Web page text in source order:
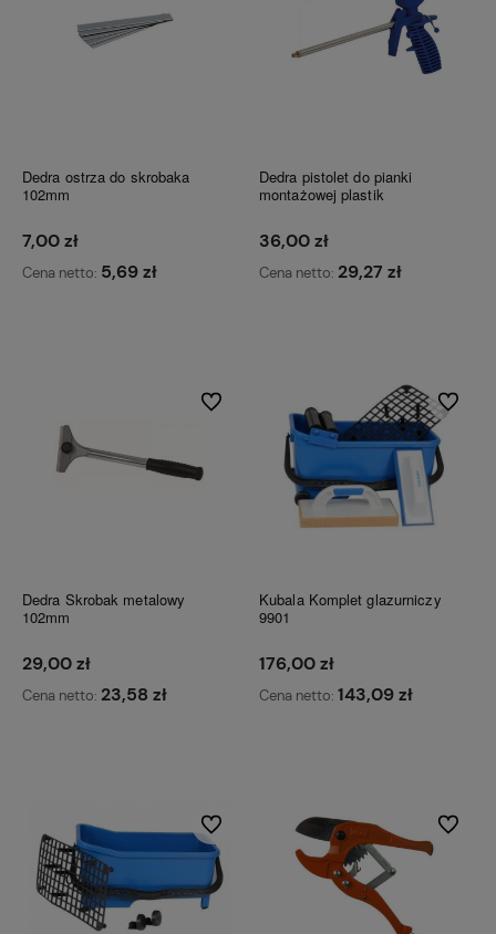
Dedra ostrza do skrobaka
102mm
7,00 zł
Cena netto: 5,69 zł
Dedra pistolet do pianki
montażowej plastik
36,00 zł
Cena netto: 29,27 zł
Dedra Skrobak metalowy
102mm
29,00 zł
Cena netto: 23,58 zł
Do ulubionych
Kubala Komplet glazurniczy
9901
176,00 zł
Cena netto: 143,09 zł
Do
Do ulubionych Do